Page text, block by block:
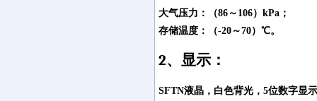
大气压力：（86 ～ 106） kPa ；
存储温度：（-20 ～70）℃。
2、显示：
SFTN液晶，白色背光， 5位数字显